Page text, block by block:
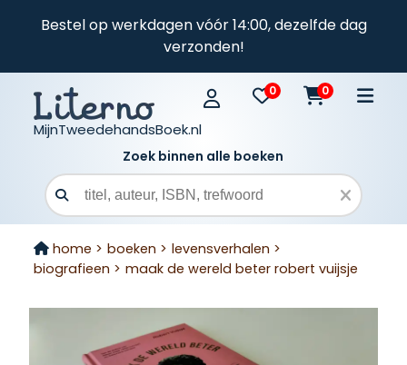
Bestel op werkdagen vóór 14:00, dezelfde dag
verzonden!
MijnTweedehandsBoek.nl
0 0
Zoek binnen alle boeken
Zoekveld
home > boeken > levensverhalen >
biografieen > maak de wereld beter robert vuijsje